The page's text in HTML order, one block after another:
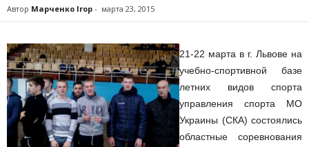
Автор Марченко Ігор - марта 23, 2015
21-22 марта в г. Львове на
учебно-спортивной базе
летних видов спорта
управления спорта МО
Украины (СКА) состоялись
областные соревнования